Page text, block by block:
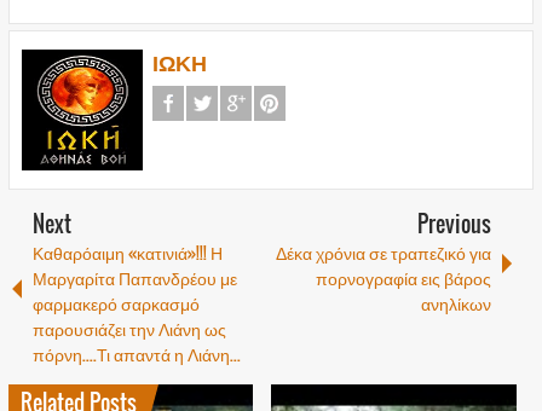
ΙΩΚΗ
Next
Καθαρόαιμη «κατινιά»!!! Η
Μαργαρίτα Παπανδρέου με
φαρμακερό σαρκασμό
παρουσιάζει την Λιάνη ως
πόρνη....Τι απαντά η Λιάνη...
Previous
Δέκα χρόνια σε τραπεζικό για
πορνογραφία εις βάρος
ανηλίκων
Related Posts